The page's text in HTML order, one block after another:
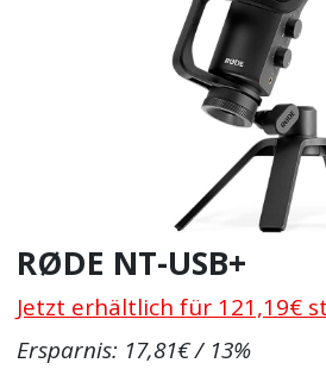
RØDE NT-USB+
Jetzt erhältlich für 121,19€
Ersparnis: 17,81€ / 13%